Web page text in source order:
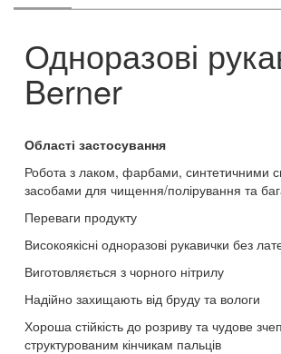
Одноразові
Berner
Області застосування
Робота з лаком, фарбами, синтетичними
засобами для чищення/полірування та
Переваги продукту
Високоякісні одноразові рукавички без
Виготовляється з чорного нітрилу
Надійно захищають від бруду та вологи
Хороша стійкість до розриву та чудове
структурованим кінчикам пальців